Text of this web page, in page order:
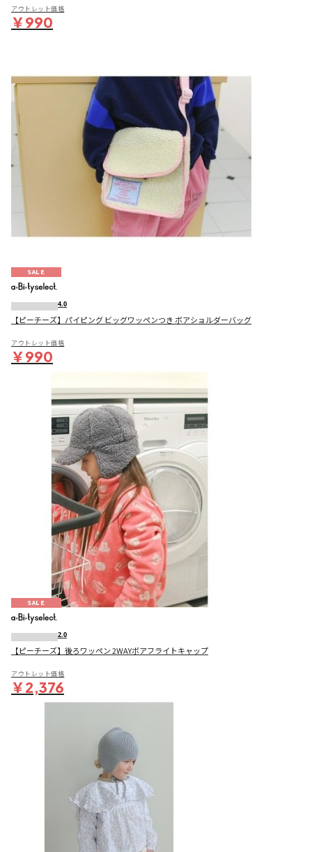
アウトレット価格
￥990
SALE
4.0
【ピーチーズ】パイピング ビッグワッペンつき ボアショルダーバッグ
アウトレット価格
￥990
SALE
2.0
【ピーチーズ】後ろワッペン 2WAYボアフライトキャップ
アウトレット価格
￥2,376